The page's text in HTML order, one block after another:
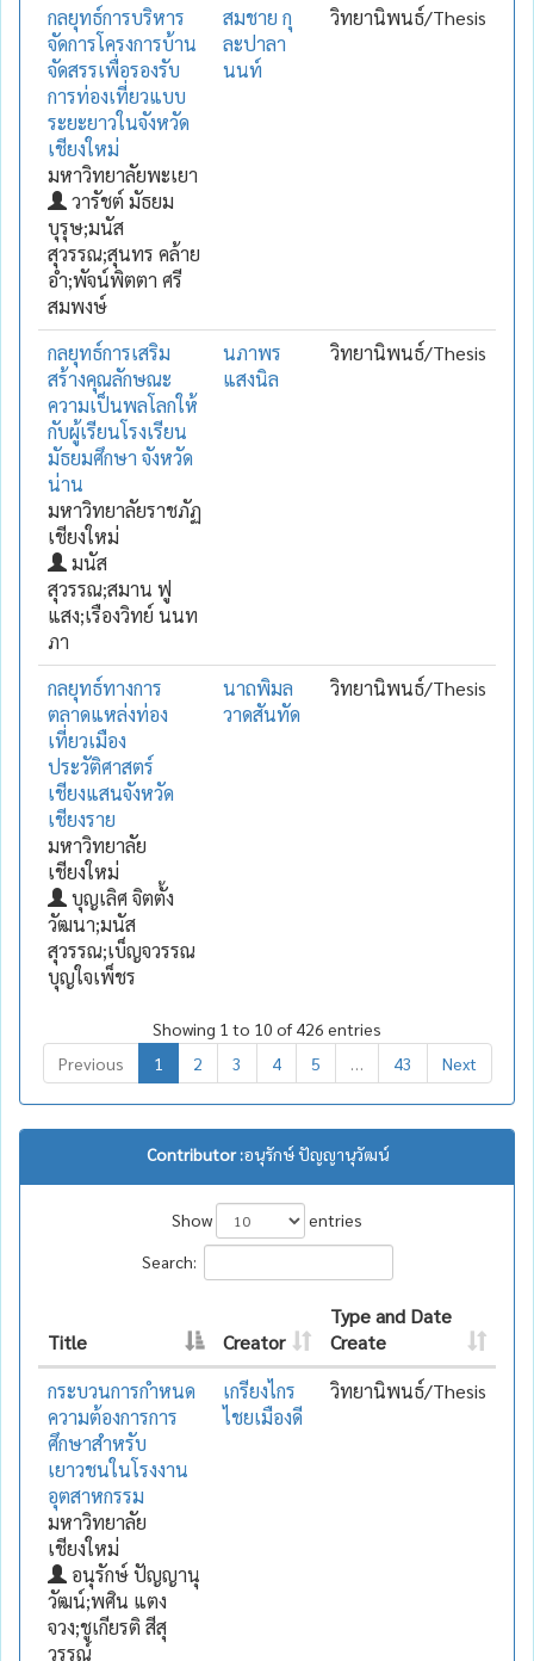
กลยุทธ์การบริหาร
จัดการโครงการบ้าน
จัดสรรเพื่อรองรับ
การท่องเที่ยวแบบ
ระยะยาวในจังหวัด
เชียงใหม่
มหาวิทยาลัยพะเยา
วารัชต์ มัธยม
บุรุษ;มนัส
สุวรรณ;สุนทร คล้าย
อ่ำ;พัจน์พิตตา ศรี
สมพงษ์
สมชาย กุ
ละปาลา
นนท์
วิทยานิพนธ์/Thesis
กลยุทธ์การเสริม
สร้างคุณลักษณะ
ความเป็นพลโลกให้
กับผู้เรียนโรงเรียน
มัธยมศึกษา จังหวัด
น่าน
มหาวิทยาลัยราชภัฏ
เชียงใหม่
มนัส
สุวรรณ;สมาน ฟู
แสง;เรืองวิทย์ นนท
ภา
นภาพร
แสงนิล
วิทยานิพนธ์/Thesis
กลยุทธ์ทางการ
ตลาดแหล่งท่อง
เที่ยวเมือง
ประวัติศาสตร์
เชียงแสนจังหวัด
เชียงราย
มหาวิทยาลัย
เชียงใหม่
บุญเลิศ จิตตั้ง
วัฒนา;มนัส
สุวรรณ;เบ็ญจวรรณ
บุญใจเพ็ชร
นาถพิมล
วาดสันทัด
วิทยานิพนธ์/Thesis
Showing 1 to 10 of 426 entries
Previous
1 2 3 4 5 43 Next
Contributor :อนุรักษ์ ปัญญานุวัฒน์
Show
entries
Search:
Title Creator
Type and Date
Create
กระบวนการกำหนด
ความต้องการการ
ศึกษาสำหรับ
เยาวชนในโรงงาน
อุตสาหกรรม
มหาวิทยาลัย
เชียงใหม่
อนุรักษ์ ปัญญานุ
วัฒน์;พศิน แตง
จวง;ชูเกียรติ สีสุ
วรรณ์
เกรียงไกร
ไชยเมืองดี
วิทยานิพนธ์/Thesis